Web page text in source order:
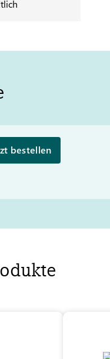
bestellen